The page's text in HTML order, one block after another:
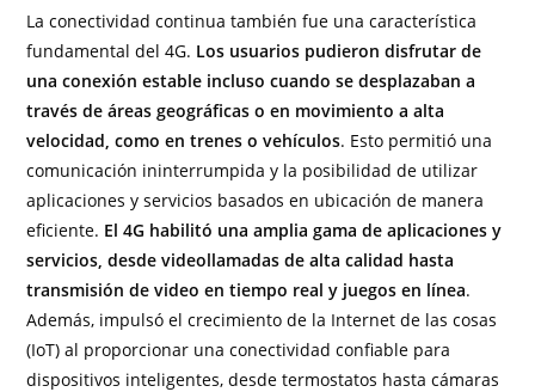
La conectividad continua también fue una característica
fundamental del 4G. Los usuarios pudieron disfrutar de
una conexión estable incluso cuando se desplazaban a
través de áreas geográficas o en movimiento a alta
velocidad, como en trenes o vehículos. Esto permitió una
comunicación ininterrumpida y la posibilidad de utilizar
aplicaciones y servicios basados en ubicación de manera
eficiente. El 4G habilitó una amplia gama de aplicaciones y
servicios, desde videollamadas de alta calidad hasta
transmisión de video en tiempo real y juegos en línea.
Además, impulsó el crecimiento de la Internet de las cosas
(IoT) al proporcionar una conectividad confiable para
dispositivos inteligentes, desde termostatos hasta cámaras